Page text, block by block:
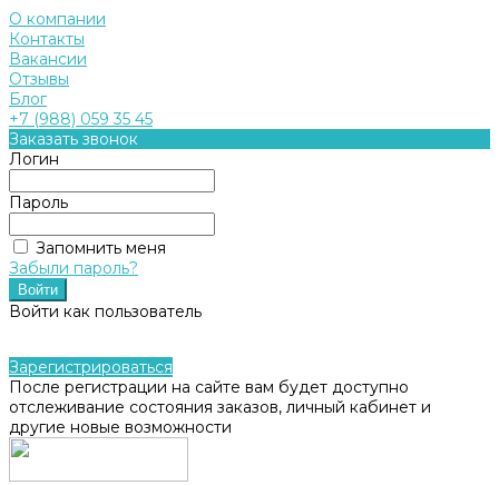
О компании
Контакты
Вакансии
Отзывы
Блог
+7 (988) 059 35 45
Заказать звонок
Логин
Пароль
Запомнить меня
Забыли пароль?
Войти как пользователь
Зарегистрироваться
После регистрации на сайте вам будет доступно
отслеживание состояния заказов, личный кабинет и
другие новые возможности